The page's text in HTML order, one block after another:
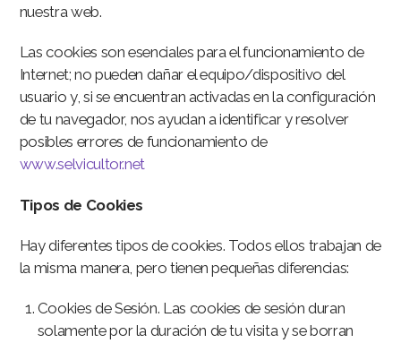
nuestra web.
Las cookies son esenciales para el funcionamiento de
Internet; no pueden dañar el equipo/dispositivo del
usuario y, si se encuentran activadas en la configuración
de tu navegador, nos ayudan a identificar y resolver
posibles errores de funcionamiento de
www.selvicultor.net
Tipos de Cookies
Hay diferentes tipos de cookies. Todos ellos trabajan de
la misma manera, pero tienen pequeñas diferencias:
Cookies de Sesión. Las cookies de sesión duran
solamente por la duración de tu visita y se borran